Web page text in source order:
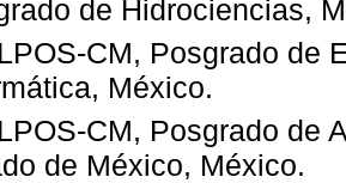
de Hidrociencias,
CM, Posgrado de
México.
CM, Posgrado de
de México, México.